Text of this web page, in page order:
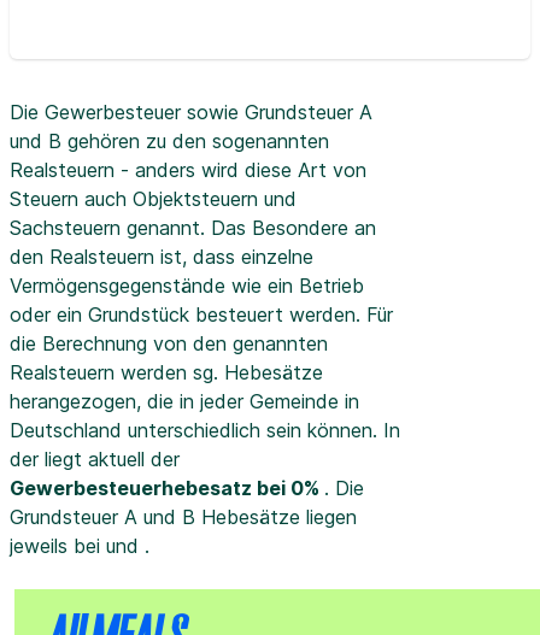
Die Gewerbesteuer sowie Grundsteuer A
und B gehören zu den sogenannten
Realsteuern - anders wird diese Art von
Steuern auch Objektsteuern und
Sachsteuern genannt. Das Besondere an
den Realsteuern ist, dass einzelne
Vermögensgegenstände wie ein Betrieb
oder ein Grundstück besteuert werden. Für
die Berechnung von den genannten
Realsteuern werden sg. Hebesätze
herangezogen, die in jeder Gemeinde in
Deutschland unterschiedlich sein können. In
der liegt aktuell der
Gewerbesteuerhebesatz bei 0% . Die
Grundsteuer A und B Hebesätze liegen
jeweils bei und .